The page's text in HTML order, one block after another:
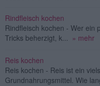
Rindfleisch kochen
Rindfleisch kochen - Wer ein
Tricks beherzigt, k... » mehr
Reis kochen
Reis kochen - Reis ist ein
Grundnahrungsmittel. Wie